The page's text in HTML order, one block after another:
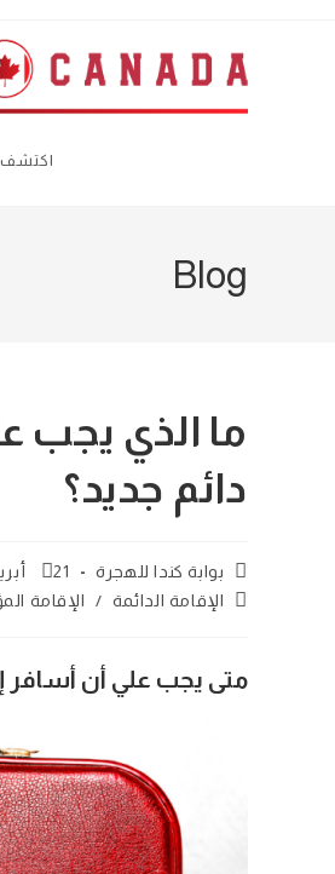
اكتشف
Blog
ما الذي يجب
دائم جديد؟
Post
author:
بوابة كندا للهجرة
Post
21 أبريل 2024
Post
الإقامة الدائمة / الإقامة
متى يجب علي أن أسافر